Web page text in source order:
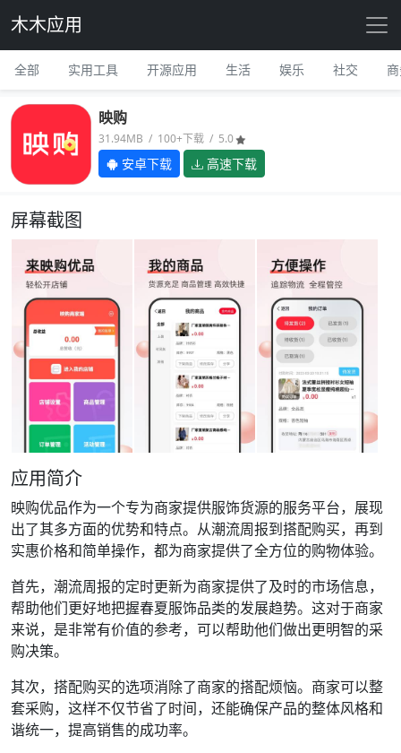
木木应用
全部 实用工具 开源应用 生活 娱乐 社交
映购
31.94MB / 100+下载 / 5.0
安卓下载 高速下载
屏幕截图
应用简介
映购优品作为一个专为商家提供服饰货源的服务平台，展现
出了其多方面的优势和特点。从潮流周报到搭配购买，再到
实惠价格和简单操作，都为商家提供了全方位的购物体验。
首先，潮流周报的定时更新为商家提供了及时的市场信息，
帮助他们更好地把握春夏服饰品类的发展趋势。这对于商家
来说，是非常有价值的参考，可以帮助他们做出更明智的采
购决策。
其次，搭配购买的选项消除了商家的搭配烦恼。商家可以整
套采购，这样不仅节省了时间，还能确保产品的整体风格和
谐统一，提高销售的成功率。